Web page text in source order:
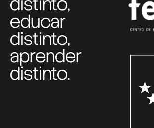
distinto,
educar
distinto,
aprender
distinto.